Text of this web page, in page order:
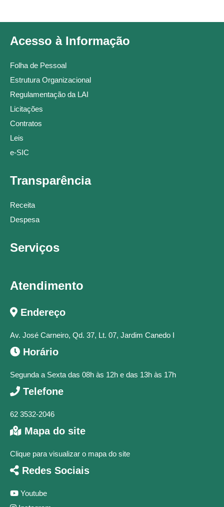
Acesso à Informação
Folha de Pessoal
Estrutura Organizacional
Regulamentação da LAI
Licitações
Contratos
Leis
e-SIC
Transparência
Receita
Despesa
Serviços
Atendimento
Endereço
Av. José Carneiro, Qd. 37, Lt. 07, Jardim Canedo I
Horário
Segunda a Sexta das 08h às 12h e das 13h às 17h
Telefone
62 3532-2046
Mapa do site
Clique para visualizar o mapa do site
Redes Sociais
Youtube